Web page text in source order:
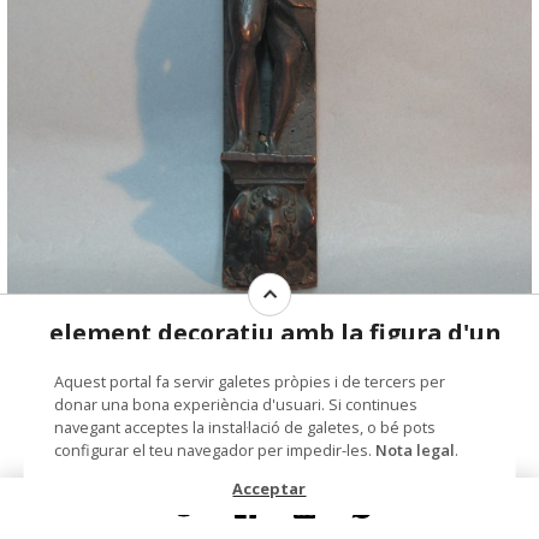
© Arxiu Fotogràfic del Consorci del Patrimoni de
Sitges
element decoratiu amb la figura d'un
tros de roba (peanya en forma de cap
alat)
Col·lecció Col. Dr. Jesús Pérez-Rosales
Aquest portal fa servir galetes pròpies i de tercers per
donar una bona experiència d'usuari. Si continues
navegant acceptes la instal·lació de galetes, o bé pots
configurar el teu navegador per impedir-les. Nota legal.
Acceptar